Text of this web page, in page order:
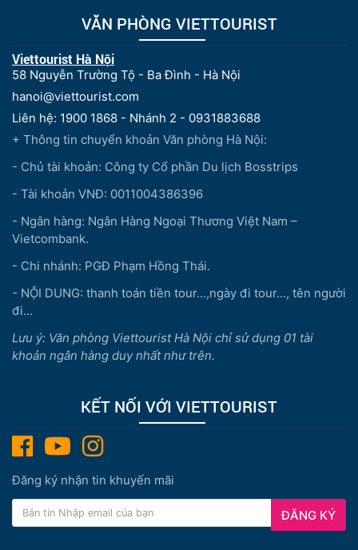
VĂN PHÒNG VIETTOURIST
Viettourist Hà Nội
58 Nguyễn Trường Tộ - Ba Đình - Hà Nội
hanoi@viettourist.com
Liên hệ: 1900 1868 - Nhánh 2 - 0931883688
+ Thông tin chuyển khoản Văn phòng Hà Nội:
- Chủ tài khoản: Công ty Cổ phần Du lịch Bosstrips
- Tài khoản VNĐ: 0011004386396
- Ngân hàng: Ngân Hàng Ngoại Thương Việt Nam –
Vietcombank.
- Chi nhánh: PGĐ Phạm Hồng Thái.
- NỘI DUNG: thanh toán tiền tour...,ngày đi tour..., tên người
đi...
Lưu ý: Văn phòng Viettourist Hà Nội chỉ sử dụng 01 tài
khoản ngân hàng duy nhất như trên.
KẾT NỐI VỚI VIETTOURIST
Đăng ký nhận tin khuyến mãi
ĐĂNG KÝ